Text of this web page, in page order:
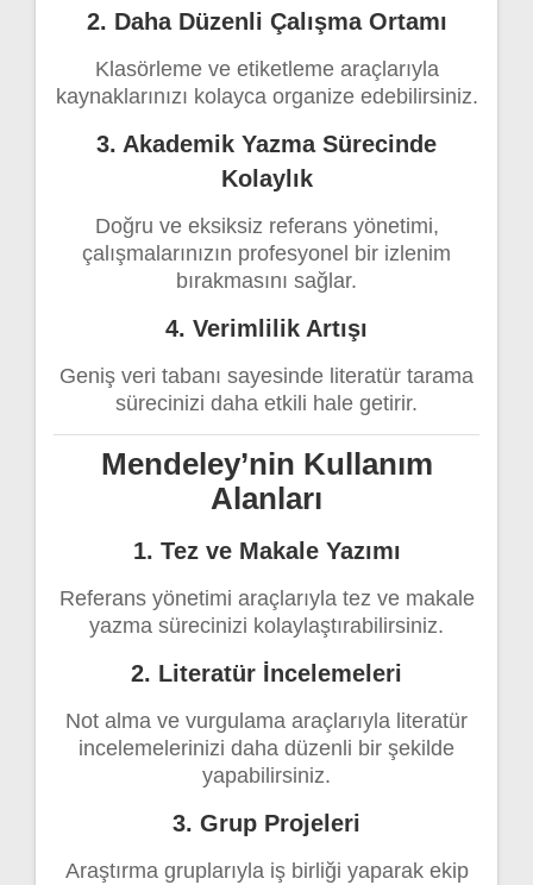
2. Daha Düzenli Çalışma Ortamı
Klasörleme ve etiketleme araçlarıyla
kaynaklarınızı kolayca organize edebilirsiniz.
3. Akademik Yazma Sürecinde
Kolaylık
Doğru ve eksiksiz referans yönetimi,
çalışmalarınızın profesyonel bir izlenim
bırakmasını sağlar.
4. Verimlilik Artışı
Geniş veri tabanı sayesinde literatür tarama
sürecinizi daha etkili hale getirir.
Mendeley’nin Kullanım
Alanları
1. Tez ve Makale Yazımı
Referans yönetimi araçlarıyla tez ve makale
yazma sürecinizi kolaylaştırabilirsiniz.
2. Literatür İncelemeleri
Not alma ve vurgulama araçlarıyla literatür
incelemelerinizi daha düzenli bir şekilde
yapabilirsiniz.
3. Grup Projeleri
Araştırma gruplarıyla iş birliği yaparak ekip